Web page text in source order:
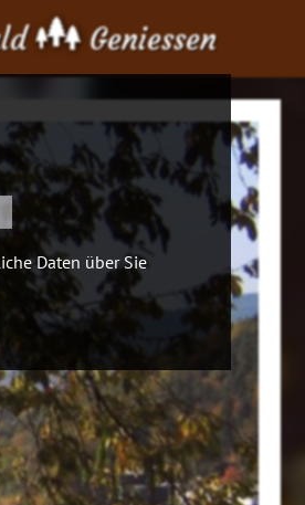
Geniessen
Daten über Sie